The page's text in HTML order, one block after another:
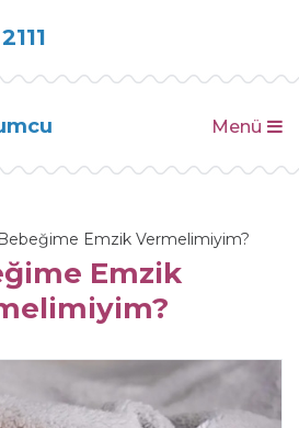
Menü
Bebeğime Emzik Vermelimiyim?
Emzik